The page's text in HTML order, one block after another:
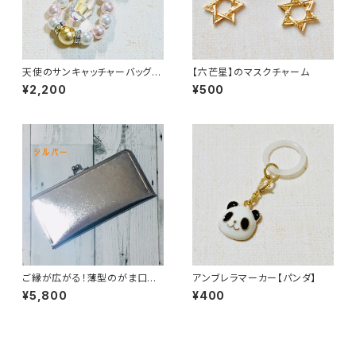
天使のサンキャッチャーバッグチ
ャーム
¥2,200
【六芒星】のマスクチャーム
¥500
ご縁が広がる！薄型のがま口長
財布【合皮】〈シルバー〉
¥5,800
アンブレラマーカー【パンダ】
¥400